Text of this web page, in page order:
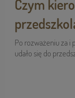
Czym
Po rozważeniu za i
udało się do